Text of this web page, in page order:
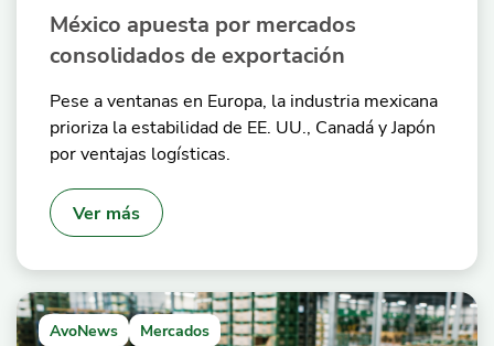
México apuesta por mercados
consolidados de exportación
Pese a ventanas en Europa, la industria mexicana
prioriza la estabilidad de EE. UU., Canadá y Japón
por ventajas logísticas.
Ver más
AvoNews Mercados